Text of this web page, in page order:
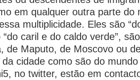
em qualquer outra parte do
multiplicidade. Eles são
“do caril e do caldo verde”,
de Maputo, de Moscovo ou
cidade como são do
no twitter, estão em